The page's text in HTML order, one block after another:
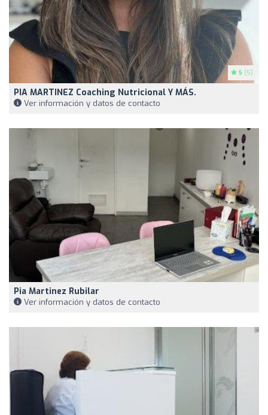
5 (5)
PIA MARTINEZ Coaching Nutricional Y MÁS.
Ver información y datos de contacto
Pia Martinez Rubilar
Ver información y datos de contacto